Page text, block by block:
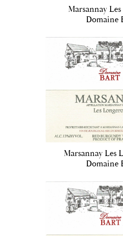
Marsannay
Domaine
Marsannay Les
Domaine